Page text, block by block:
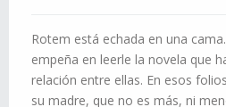
Rotem está echada en una
empeña en leerle la novela que
relación entre ellas. En esos
su madre, que no es más, ni